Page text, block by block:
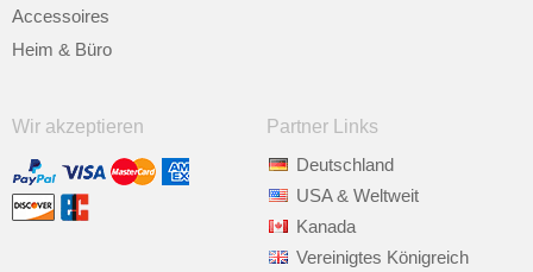
Accessoires
Heim & Büro
Wir akzeptieren
Partner Links
Deutschland
USA & Weltweit
Kanada
Vereinigtes Königreich